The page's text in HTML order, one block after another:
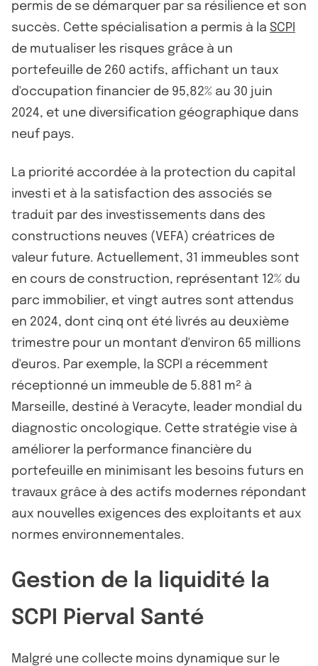
permis de se démarquer par sa résilience et son
succès. Cette spécialisation a permis à la SCPI
de mutualiser les risques grâce à un
portefeuille de 260 actifs, affichant un taux
d'occupation financier de 95,82% au 30 juin
2024, et une diversification géographique dans
neuf pays.
La priorité accordée à la protection du capital
investi et à la satisfaction des associés se
traduit par des investissements dans des
constructions neuves (VEFA) créatrices de
valeur future. Actuellement, 31 immeubles sont
en cours de construction, représentant 12% du
parc immobilier, et vingt autres sont attendus
en 2024, dont cinq ont été livrés au deuxième
trimestre pour un montant d'environ 65 millions
d'euros. Par exemple, la SCPI a récemment
réceptionné un immeuble de 5.881 m² à
Marseille, destiné à Veracyte, leader mondial du
diagnostic oncologique. Cette stratégie vise à
améliorer la performance financière du
portefeuille en minimisant les besoins futurs en
travaux grâce à des actifs modernes répondant
aux nouvelles exigences des exploitants et aux
normes environnementales.
Gestion de la liquidité la
SCPI Pierval Santé
Malgré une collecte moins dynamique sur le